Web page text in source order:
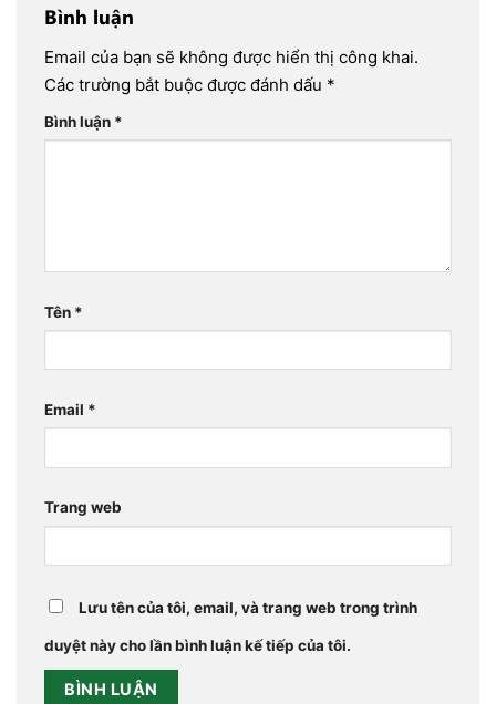
Bình luận
Email của bạn sẽ không được hiển thị công khai.
Các trường bắt buộc được đánh dấu *
Bình luận *
Tên *
Email *
Trang web
Lưu tên của tôi, email, và trang web trong trình
duyệt này cho lần bình luận kế tiếp của tôi.